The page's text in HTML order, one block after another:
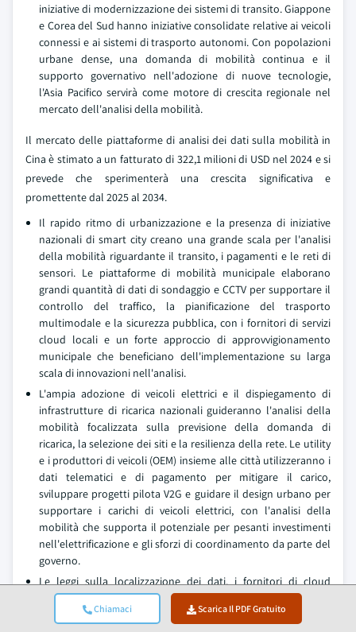
Chiamaci Scarica Il PDF Gratuito
iniziative di modernizzazione dei sistemi di transito. Giappone
e Corea del Sud hanno iniziative consolidate relative ai veicoli
connessi e ai sistemi di trasporto autonomi. Con popolazioni
urbane dense, una domanda di mobilità continua e il
supporto governativo nell'adozione di nuove tecnologie,
l'Asia Pacifico servirà come motore di crescita regionale nel
mercato dell'analisi della mobilità.
Il mercato delle piattaforme di analisi dei dati sulla mobilità in
Cina è stimato a un fatturato di 322,1 milioni di USD nel 2024 e si
prevede che sperimenterà una crescita significativa e
promettente dal 2025 al 2034.
Il rapido ritmo di urbanizzazione e la presenza di iniziative
nazionali di smart city creano una grande scala per l'analisi
della mobilità riguardante il transito, i pagamenti e le reti di
sensori. Le piattaforme di mobilità municipale elaborano
grandi quantità di dati di sondaggio e CCTV per supportare il
controllo del traffico, la pianificazione del trasporto
multimodale e la sicurezza pubblica, con i fornitori di servizi
cloud locali e un forte approccio di approvvigionamento
municipale che beneficiano dell'implementazione su larga
scala di innovazioni nell'analisi.
L'ampia adozione di veicoli elettrici e il dispiegamento di
infrastrutture di ricarica nazionali guideranno l'analisi della
mobilità focalizzata sulla previsione della domanda di
ricarica, la selezione dei siti e la resilienza della rete. Le utility
e i produttori di veicoli (OEM) insieme alle città utilizzeranno i
dati telematici e di pagamento per mitigare il carico,
sviluppare progetti pilota V2G e guidare il design urbano per
supportare i carichi di veicoli elettrici, con l'analisi della
mobilità che supporta il potenziale per pesanti investimenti
nell'elettrificazione e gli sforzi di coordinamento da parte del
governo.
Le leggi sulla localizzazione dei dati, i fornitori di cloud
nazionali e la consolidazione delle piattaforme di mobilità dei
vendor plasmeranno l'analisi della mobilità in Cina. I